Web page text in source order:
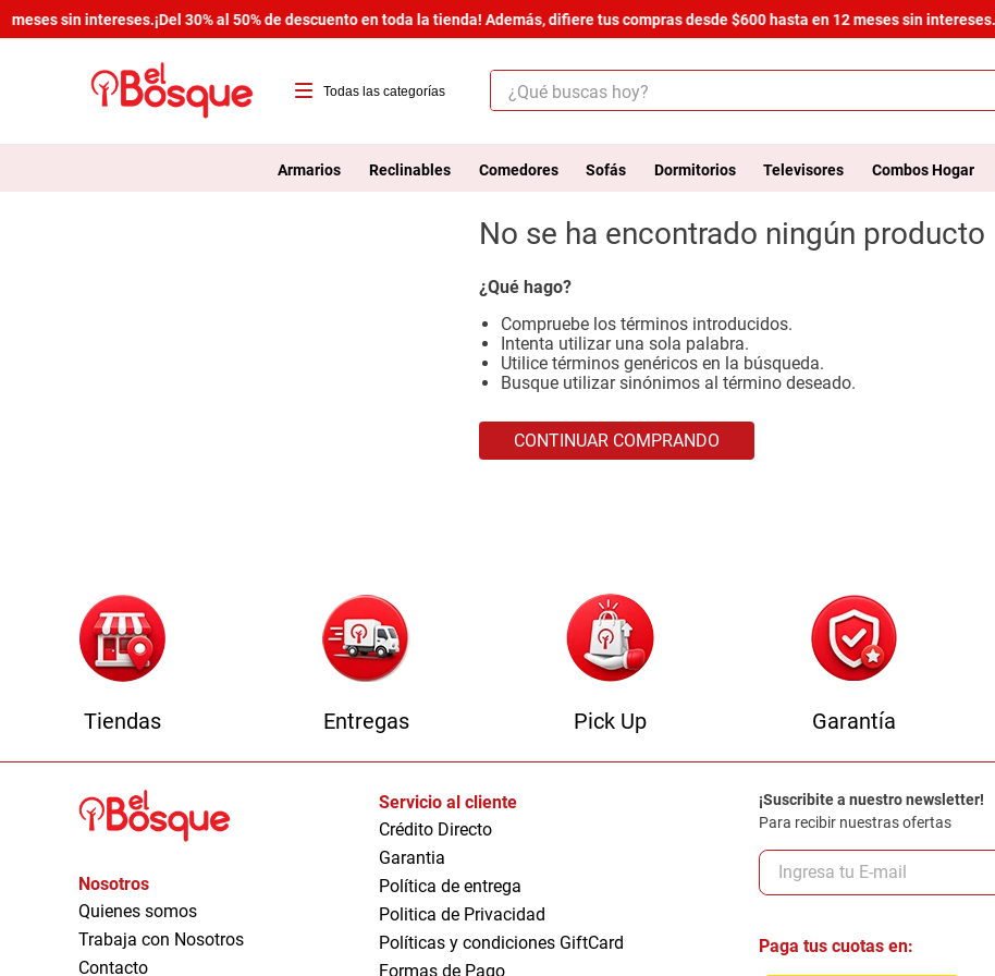
meses sin intereses.¡Del 30% al 50% de descuento en toda la tienda! Además, difiere tus compras desde $600 hasta en 12 meses sin intereses.
¿Qué buscas hoy?
Armarios Reclinables Comedores Sofás Dormitorios Televisores Combos Hogar
No se ha encontrado ningún producto
¿Qué hago?
Compruebe los términos introducidos.
Intenta utilizar una sola palabra.
Utilice términos genéricos en la búsqueda.
Busque utilizar sinónimos al término deseado.
CONTINUAR COMPRANDO
Tiendas Entregas Pick Up Garantía
Nosotros
Quienes somos
Trabaja con Nosotros
Contacto
Servicio al cliente
Crédito Directo
Garantia
Política de entrega
Politica de Privacidad
Políticas y condiciones GiftCard
Formas de Pago
¡Suscribite a nuestro newsletter!
Para recibir nuestras ofertas
Paga tus cuotas en:
1.
salas
3
cómoda estilo
4.
comedor
5.
zapatera
6.
cama
comoda
armario lux